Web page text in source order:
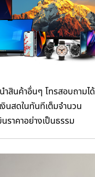
ำสินค้าอื่นๆ โทรสอบถามได้
งินสดในทันทีเต็มจำนวน
นราคาอย่างเป็นธรรม